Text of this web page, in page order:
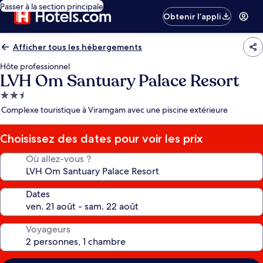
Passer à la section principale
Obtenir l’appli
Afficher tous les hébergements
Hôte professionnel
LVH Om Santuary Palace Resort
Hébergement
2.5 étoiles
Complexe touristique à Viramgam avec une piscine extérieure
Choisissez des dates pour voir les prix
Où allez-vous ?
Dates
Voyageurs